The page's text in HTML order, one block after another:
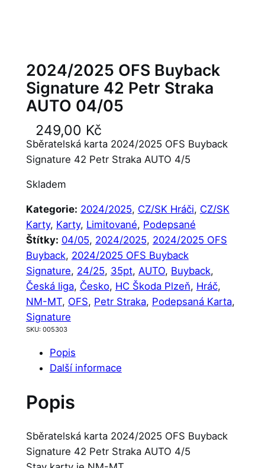
2024/2025 OFS Buyback
Signature 42 Petr Straka
AUTO 04/05
249,00 Kč
Sběratelská karta 2024/2025 OFS Buyback
Signature 42 Petr Straka AUTO 4/5
Skladem
Kategorie: 2024/2025, CZ/SK Hráči, CZ/SK
Karty, Karty, Limitované, Podepsané
Štítky: 04/05, 2024/2025, 2024/2025 OFS
Buyback, 2024/2025 OFS Buyback
Signature, 24/25, 35pt, AUTO, Buyback
Česká liga, Česko, HC Škoda Plzeň, Hráč
NM-MT, OFS, Petr Straka, Podepsaná Karta
Signature
SKU: 005303
Popis
Další informace
Popis
Sběratelská karta 2024/2025 OFS Buyback
Signature 42 Petr Straka AUTO 4/5